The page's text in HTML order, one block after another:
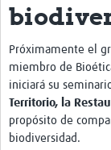
Talleres
Webinarios
Twinning
Otras Actividades
Recursos
Próximamente el
miembro de
iniciará su
Territorio, la
propósito de
biodiversidad.